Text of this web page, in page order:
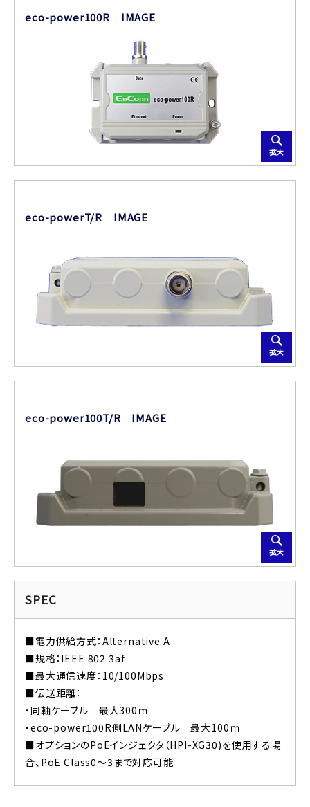
eco-power100R IMAGE
拡大
eco-powerT/R IMAGE
拡大
eco-power100T/R IMAGE
拡大
SPEC
■電力供給方式：Alternative A
■規格：IEEE 802.3af
■最大通信速度：10/100Mbps
■伝送距離：
・同軸ケーブル 最大300ｍ
・eco-power100R側LANケーブル 最大100ｍ
■オプションのPoEインジェクタ（HPI-XG30)を使用する場
合、PoE Class0～3まで対応可能